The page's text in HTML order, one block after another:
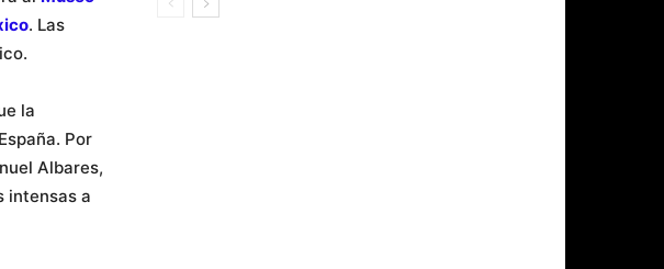
. Las
la
Por
Albares,
intensas a